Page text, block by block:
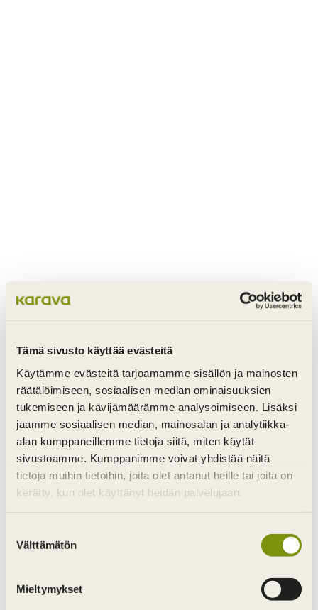
Tämä sivusto käyttää evästeitä
Käytämme evästeitä tarjoamamme sisällön ja mainosten
räätälöimiseen, sosiaalisen median ominaisuuksien
tukemiseen ja kävijämäärämme analysoimiseen. Lisäksi
jaamme sosiaalisen median, mainosalan ja analytiikka-
alan kumppaneillemme tietoja siitä, miten käytät
sivustoamme. Kumppanimme voivat yhdistää näitä
tietoja muihin tietoihin, joita olet antanut heille tai joita on
kerätty, kun olet käyttänyt heidän palvelujaan.
valinta
Välttämätön
Mieltymykset